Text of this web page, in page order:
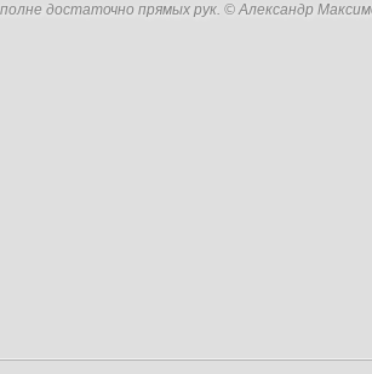
достаточно прямых рук. © Александр